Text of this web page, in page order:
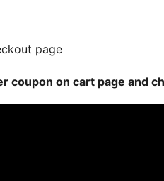
page
coupon on cart page and